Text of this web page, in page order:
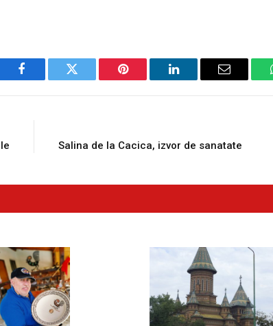
Facebook Twitter Pinterest LinkedIn Email
Salina de la Cacica, izvor de sanatate